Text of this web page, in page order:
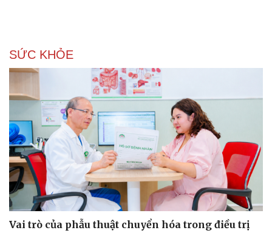
Sức khỏe
Cây thuốc
Nhi khoa
Làm đẹp - giảm cân
Phòng mạch online
Ăn sạch sống khỏe
Blog
Tình yêu - Gia đình
SỨC KHỎE
Vai trò của phẫu thuật chuyển hóa trong điều trị